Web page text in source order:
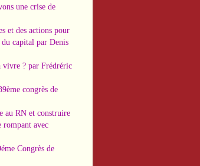
une crise de
et des actions pour
capital par Denis
? par Frédréric
congrès de
au RN et construire
rompant avec
Congrès de